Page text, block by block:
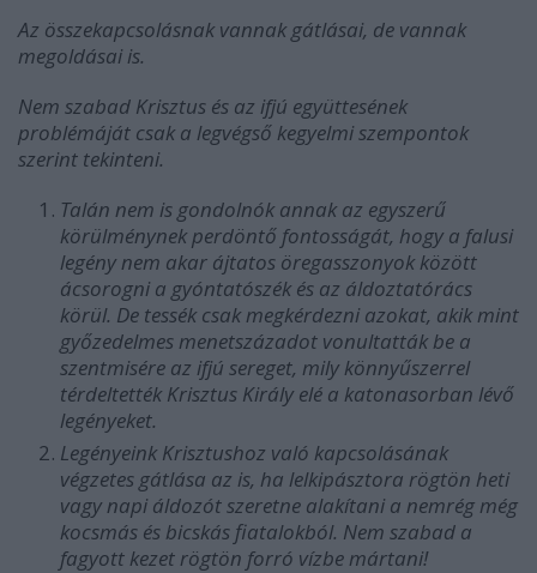
Az összekapcsolásnak vannak gátlásai, de vannak
megoldásai is.
Nem szabad Krisztus és az ifjú együttesének
problémáját csak a legvégső kegyelmi szempontok
szerint tekinteni.
Talán nem is gondolnók annak az egyszerű
körülménynek perdöntő fontosságát, hogy a falusi
legény nem akar ájtatos öregasszonyok között
ácsorogni a gyóntatószék és az áldoztatórács
körül. De tessék csak megkérdezni azokat, akik mint
győzedelmes menetszázadot vonultatták be a
szentmisére az ifjú sereget, mily könnyűszerrel
térdeltették Krisztus Király elé a katonasorban lévő
legényeket.
Legényeink Krisztushoz való kapcsolásának
végzetes gátlása az is, ha lelkipásztora rögtön heti
vagy napi áldozót szeretne alakítani a nemrég még
kocsmás és bicskás fiatalokból. Nem szabad a
fagyott kezet rögtön forró vízbe mártani!